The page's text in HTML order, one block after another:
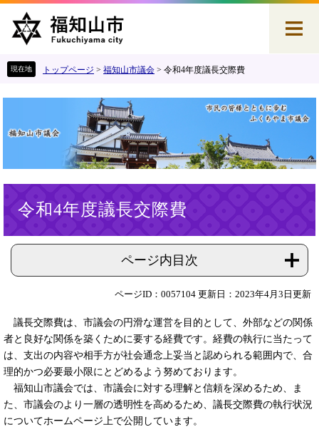
で
。
ば
て
へ
トップページ > 福知山市議会 > 令和4年度議長交際費
令和4年度議長交際費
ページ内目次
ページID：0057104 更新日：2023年4月3日更新
議長交際費は、市議会の円滑な運営を目的として、外部などの関係
者と良好な関係を築くために要する経費です。経費の執行に当たって
は、支出の内容や相手方が社会通念上妥当と認められる範囲内で、合
理的かつ必要最小限にとどめるよう努めております。
福知山市議会では、市議会に対する理解と信頼を深めるため、ま
た、市議会のより一層の透明性を高めるため、議長交際費の執行状況
についてホームページ上で公開しています。